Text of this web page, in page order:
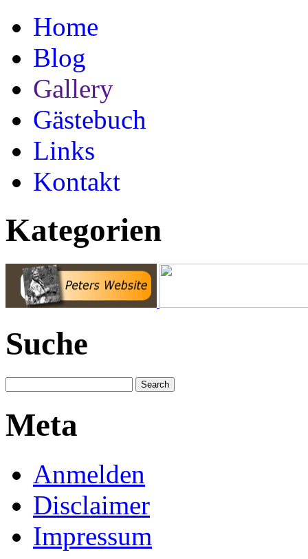
Home
Blog
Gallery
Gästebuch
Links
Kontakt
Kategorien
Suche
Meta
Anmelden
Disclaimer
Impressum